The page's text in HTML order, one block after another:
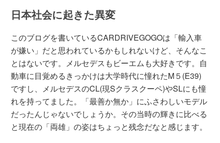
日本社会に起きた異変
このブログを書いているCARDRIVEGOGOは「輸入車
が嫌い」だと思われているかもしれないけど、そんなこ
とはないです。メルセデスもビーエムも大好きです。自
動車に目覚めるきっかけは大学時代に憧れたM５(E39)
ですし、メルセデスのCL(現Sクラスクーペ)やSLにも憧
れを持ってました。「最善か無か」にふさわしいモデル
だったんじゃないでしょうか。その当時の輝きに比べる
と現在の「両雄」の姿はちょっと残念だなと感じます。